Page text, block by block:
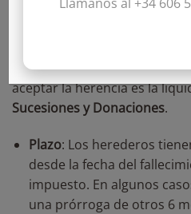
establecido en el Código
Uno de los trámites más
aceptar la herencia es la
Sucesiones y Donaciones.
Plazo: Los herederos
desde la fecha del
impuesto. En algunos
una prórroga de otros 6